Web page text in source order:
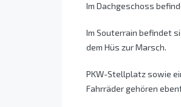
Im Dachgeschoss
Im Souterrain befindet
dem Hüs zur Marsch.
PKW-Stellplatz sowie
Fahrräder gehören